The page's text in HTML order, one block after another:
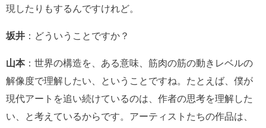
現したりもするんですけれど。
坂井 ：どういうことですか？
山本：世界の構造を、ある意味、筋肉の筋の動きレベルの
解像度で理解したい、ということですね。たとえば、僕が
現代アートを追い続けているのは、作者の思考を理解した
い、と考えているからです。アーティストたちの作品は、